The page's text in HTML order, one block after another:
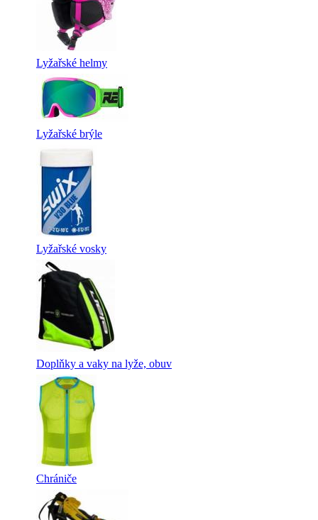
Lyžařské helmy
Lyžařské brýle
Lyžařské vosky
Doplňky a vaky na lyže, obuv
Chrániče